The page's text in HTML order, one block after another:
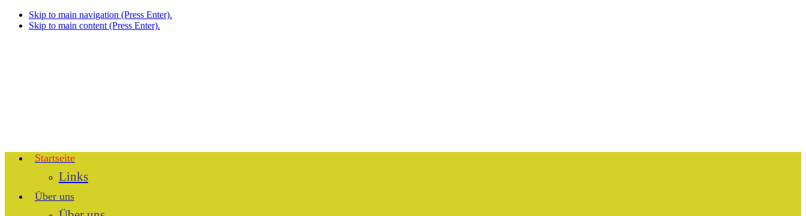
Skip to main navigation (Press Enter).
Skip to main content (Press Enter).
Startseite
Links
Über uns